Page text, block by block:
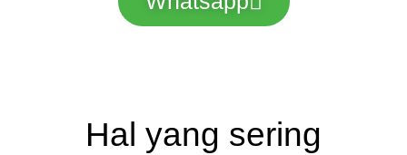
Hal yang sering